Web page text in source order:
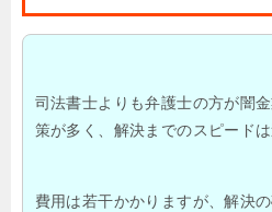
司法書士よりも弁護士の方が闇
策が多く、解決までのスピードは
費用は若干かかりますが、解決